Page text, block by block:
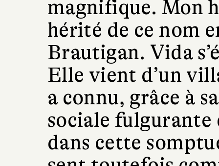
magnifique. Mon
hérité de ce nom
Brautigan. Vida
Elle vient d’un
a connu, grâce à
sociale fulgurante
dans cette